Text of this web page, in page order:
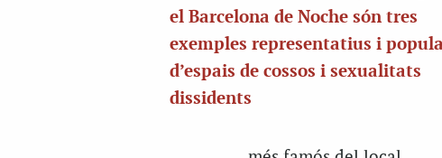
el Barcelona de Noche són tres
exemples representatius i
d’espais de cossos i sexualitats
dissidents